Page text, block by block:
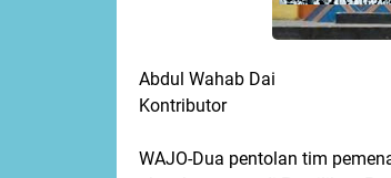
Abdul Wahab Dai
Kontributor
WAJO-Dua pentolan tim